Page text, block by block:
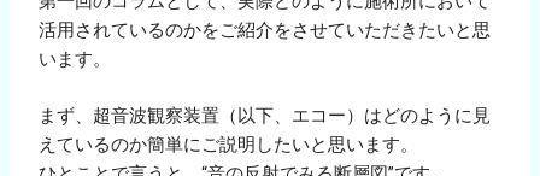
活用されているのかをご紹介をさせていただきたいと思
います。
まず、超音波観察装置（以下、エコー）はどのように見
えているのか簡単にご説明したいと思います。